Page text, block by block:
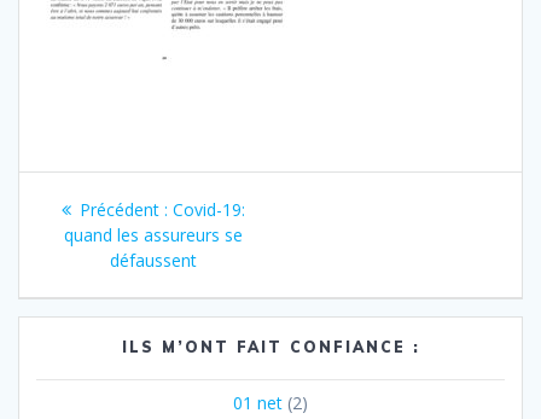
Navigation
l’article
Précédent : Article
précédent
:
Covid-19:
quand les assureurs se
défaussent
ILS M’ONT FAIT CONFIANCE :
01 net (2)